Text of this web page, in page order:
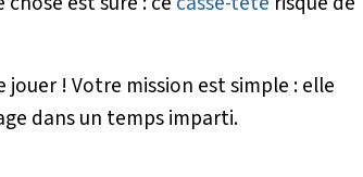
jouer ! Votre mission est simple : elle
dans un temps imparti.